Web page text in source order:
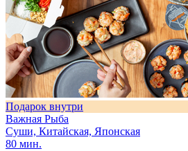
Подарок внутри
Важная Рыба
Суши, Китайская, Японская
80 мин.